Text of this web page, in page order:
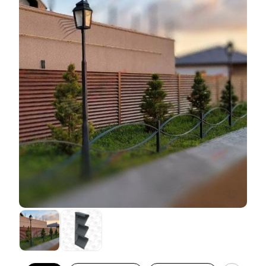
При этом глубина секции остается в своих
стандартных пределах. Как и в прочих вариантах
исполнения заборов, глубина может быть: 50 мм, 60
мм и 80 мм. Функциональные и эксплуатационные
характеристики забора не меняются в зависимости
от выбора глубины секции. При любой глубине
заборы остаются одинаково качественными,
прочными и надежными. Меняется лишь
дизайнерская составляющая. Тут, как и в
предыдущих вариантах, можно искать наиболее
подходящий для вас баланс между эффектом
объемности, количеством горизонтальных линий и
изгибов.
варианта есть свои плюсы и минусы. Плюсы в том,
что забор получается дешевле по сравнению с
порошковой окраской. При этом и качество и
дизайнерская составляющая остаются на высоком
уровне. Но есть и ряд минусов. Ассортимент
расцветок и фактур листовой стали, которые
производят наши заводы, не всегда покрывает
желания клиентов. И, к сожалению, этот ассортимент
зачастую доступен только для стали толщиной 0,5
мм. А если необходимо выполнить забор из стали
толще, то ассортимент расцветок сводится в лучшем
случае к трем цветам. И они далеко не ходовые. И
еще одно ограничение в том, что в таком варианте
декоративного покрытия доступны не все варианты
наших конструктивных решений. А это в некоторых
случаях может снизить скорость монтажа забора
(качество забора, при этом, конечно же не страдает).
Тем не менее, для многих эти ограничения не
мешают подобрать подходящий вариант и тогда
такое покрытие является наиболее оптимальным.